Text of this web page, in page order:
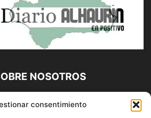
consentimiento
NOSOTROS
Propiedad de
López | 639 95 71 95 | Noticias de